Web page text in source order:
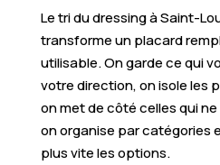
Le tri du dressing à Saint-
transforme un placard
utilisable. On garde ce qui
votre direction, on isole les
on met de côté celles qui
on organise par catégories
plus vite les options.